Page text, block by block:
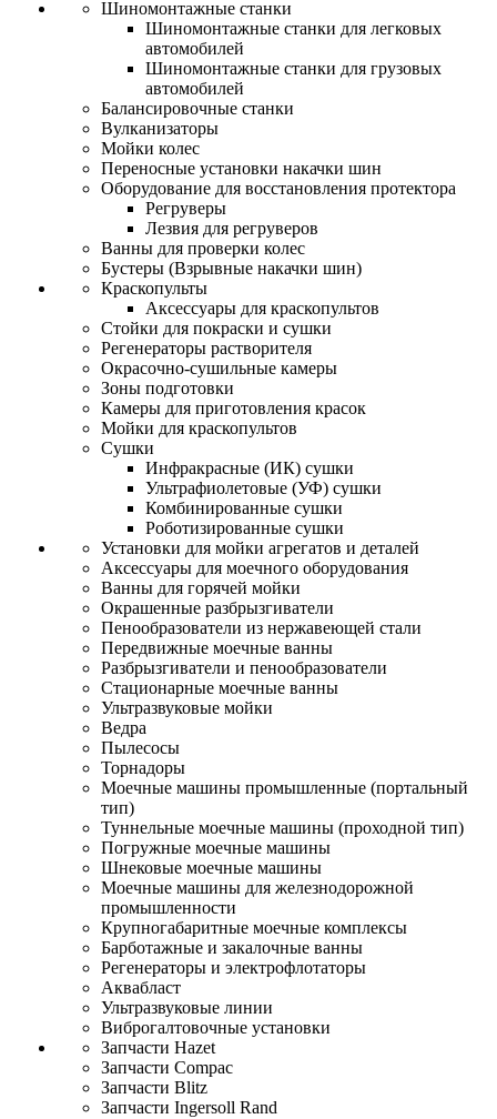
Шиномонтажные станки
Шиномонтажные станки для легковых
автомобилей
Шиномонтажные станки для грузовых
автомобилей
Балансировочные станки
Вулканизаторы
Мойки колес
Переносные установки накачки шин
Оборудование для восстановления протектора
Регруверы
Лезвия для регруверов
Ванны для проверки колес
Бустеры (Взрывные накачки шин)
Краскопульты
Аксессуары для краскопультов
Стойки для покраски и сушки
Регенераторы растворителя
Окрасочно-сушильные камеры
Зоны подготовки
Камеры для приготовления красок
Мойки для краскопультов
Сушки
Инфракрасные (ИК) сушки
Ультрафиолетовые (УФ) сушки
Комбинированные сушки
Роботизированные сушки
Установки для мойки агрегатов и деталей
Аксессуары для моечного оборудования
Ванны для горячей мойки
Окрашенные разбрызгиватели
Пенообразователи из нержавеющей стали
Передвижные моечные ванны
Разбрызгиватели и пенообразователи
Стационарные моечные ванны
Ультразвуковые мойки
Ведра
Пылесосы
Торнадоры
Моечные машины промышленные (портальный
тип)
Туннельные моечные машины (проходной тип)
Погружные моечные машины
Шнековые моечные машины
Моечные машины для железнодорожной
промышленности
Крупногабаритные моечные комплексы
Барботажные и закалочные ванны
Регенераторы и электрофлотаторы
Аквабласт
Ультразвуковые линии
Виброгалтовочные установки
Запчасти Hazet
Запчасти Compac
Запчасти Blitz
Запчасти Ingersoll Rand